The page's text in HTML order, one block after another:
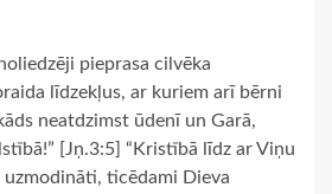
pieprasa cilvēka
līdzekļus, ar kuriem arī bērni
neatdzimst ūdenī un Garā,
[Jņ.3:5] “Kristībā līdz ar Viņu
ticēdami Dieva